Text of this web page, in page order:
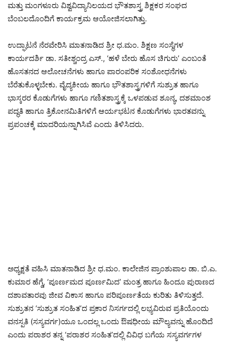
ಮತ್ತು ಮಂಗಳೂರು ವಿಶ್ವವಿದ್ಯಾನಿಲಯದ ಭೌತಶಾಸ್ತ್ರ ಶಿಕ್ಷಕರ ಸಂಘದ
ಬೆಂಬಲದೊಂದಿಗೆ ಕಾರ್ಯಕ್ರಮ ಆಯೋಜಿಸಲಾಗಿತ್ತು.
ಉದ್ಘಾಟನೆ ನೆರವೇರಿಸಿ ಮಾತನಾಡಿದ ಶ್ರೀ ಧ.ಮಂ. ಶಿಕ್ಷಣ ಸಂಸ್ಥೆಗಳ
ಕಾರ್ಯದರ್ಶಿ ಡಾ. ಸತೀಶ್ಚಂದ್ರ ಎಸ್., ‘ಹಳೆ ಬೇರು ಹೊಸ ಚಿಗುರು’ ಎಂಬಂತೆ
ಹೊಸತನದ ಆಲೋಚನೆಗಳು ಹಾಗೂ ಪಾರಂಪರಿಕ ಸಂಶೋಧನೆಗಳು
ಬೆರೆತುಕೊಳ್ಳಬೇಕು. ವೈದ್ಯಕೀಯ ಹಾಗೂ ಭೌತಶಾಸ್ತ್ರಗಳಿಗೆ ಸುಶ್ರುತ ಹಾಗೂ
ಭಾಸ್ಕರರ ಕೊಡುಗೆಗಳು ಹಾಗೂ ಗಣಿತಶಾಸ್ತ್ರಕ್ಕೆ ಒಳಪಡುವ ಶೂನ್ಯ, ದಶಮಾಂಶ
ಪದ್ಧತಿ ಹಾಗೂ ತ್ರಿಕೋನಮಿತಿಗಳಿಗೆ ಆರ್ಯಭಟನ ಕೊಡುಗೆಗಳು ಭಾರತವನ್ನು
ಪ್ರಪಂಚಕ್ಕೆ ಮಾದರಿಯನ್ನಾಗಿಸಿವೆ ಎಂದು ತಿಳಿಸಿದರು.
ಅಧ್ಯಕ್ಷತೆ ವಹಿಸಿ ಮಾತನಾಡಿದ ಶ್ರೀ ಧ.ಮಂ. ಕಾಲೇಜಿನ ಪ್ರಾಂಶುಪಾಲ ಡಾ. ಬಿ.ಎ.
ಕುಮಾರ ಹೆಗ್ಡೆ, ‘ಪೂರ್ಣಮದ ಪೂರ್ಣಮಿದ’ ಮಂತ್ರ ಹಾಗೂ ಹಿಂದೂ ಪುರಾಣದ
ದಶಾವತಾರವು ಜೀವ ವಿಕಾಸ ಹಾಗೂ ಪರಿಪೂರ್ಣತೆಯ ಕುರಿತು ತಿಳಿಸುತ್ತದೆ.
ಸುಶ್ರುತನ ‘ಸುಶ್ರುತ ಸಂಹಿತ’ದ ಪ್ರಕಾರ ನಿಸರ್ಗದಲ್ಲಿ ಲಭ್ಯವಿರುವ ಪ್ರತಿಯೊಂದು
ವನಸ್ಪತಿ (ಸಸ್ಯವರ್ಗ)ಯೂ ಒಂದಲ್ಲ ಒಂದು ಔಷಧೀಯ ಮೌಲ್ಯವನ್ನು ಹೊಂದಿದೆ
ಎಂದು ಪರಾಶರ ತನ್ನ ‘ಪರಾಶರ ಸಂಹಿತ’ದಲ್ಲಿ ವಿವಿಧ ಬಗೆಯ ಸಸ್ಯವರ್ಗಗಳ